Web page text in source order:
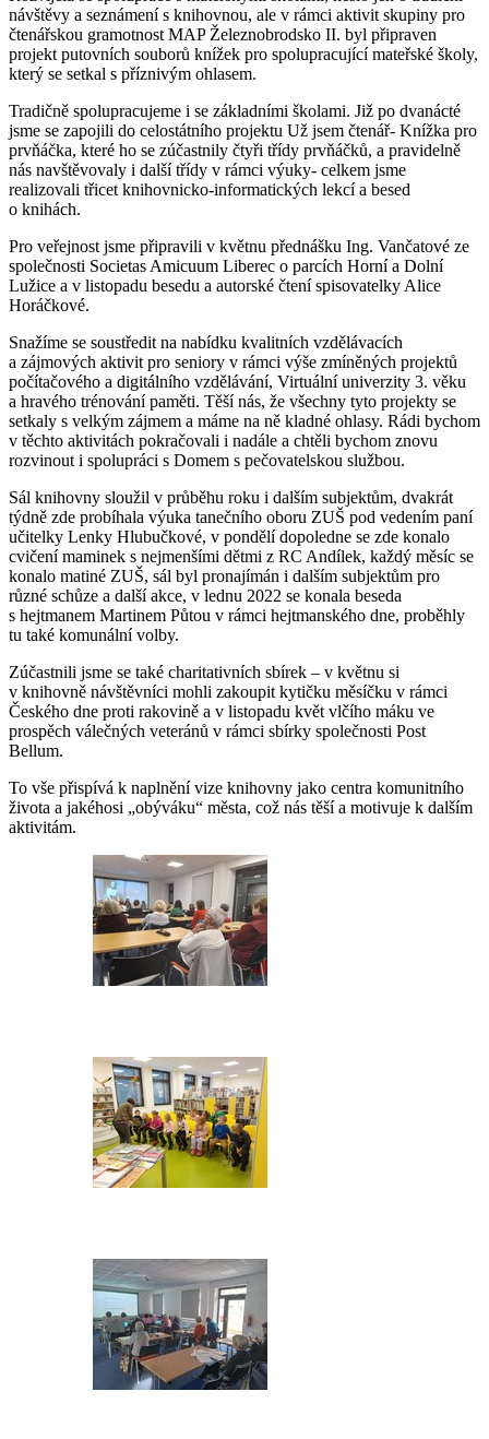
návštěvy a seznámení s knihovnou, ale v rámci aktivit skupiny pro
čtenářskou gramotnost MAP Železnobrodsko II. byl připraven
projekt putovních souborů knížek pro spolupracující mateřské školy,
který se setkal s příznivým ohlasem.
Tradičně spolupracujeme i se základními školami. Již po dvanácté
jsme se zapojili do celostátního projektu Už jsem čtenář- Knížka pro
prvňáčka, které ho se zúčastnily čtyři třídy prvňáčků, a pravidelně
nás navštěvovaly i další třídy v rámci výuky- celkem jsme
realizovali třicet knihovnicko-informatických lekcí a besed
o knihách.
Pro veřejnost jsme připravili v květnu přednášku Ing. Vančatové ze
společnosti Societas Amicuum Liberec o parcích Horní a Dolní
Lužice a v listopadu besedu a autorské čtení spisovatelky Alice
Horáčkové.
Snažíme se soustředit na nabídku kvalitních vzdělávacích
a zájmových aktivit pro seniory v rámci výše zmíněných projektů
počítačového a digitálního vzdělávání, Virtuální univerzity 3. věku
a hravého trénování paměti. Těší nás, že všechny tyto projekty se
setkaly s velkým zájmem a máme na ně kladné ohlasy. Rádi bychom
v těchto aktivitách pokračovali i nadále a chtěli bychom znovu
rozvinout i spolupráci s Domem s pečovatelskou službou.
Sál knihovny sloužil v průběhu roku i dalším subjektům, dvakrát
týdně zde probíhala výuka tanečního oboru ZUŠ pod vedením paní
učitelky Lenky Hlubučkové, v pondělí dopoledne se zde konalo
cvičení maminek s nejmenšími dětmi z RC Andílek, každý měsíc se
konalo matiné ZUŠ, sál byl pronajímán i dalším subjektům pro
různé schůze a další akce, v lednu 2022 se konala beseda
s hejtmanem Martinem Půtou v rámci hejtmanského dne, proběhly
tu také komunální volby.
Zúčastnili jsme se také charitativních sbírek – v květnu si
v knihovně návštěvníci mohli zakoupit kytičku měsíčku v rámci
Českého dne proti rakovině a v listopadu květ vlčího máku ve
prospěch válečných veteránů v rámci sbírky společnosti Post
Bellum.
To vše přispívá k naplnění vize knihovny jako centra komunitního
života a jakéhosi „obýváku“ města, což nás těší a motivuje k dalším
aktivitám.